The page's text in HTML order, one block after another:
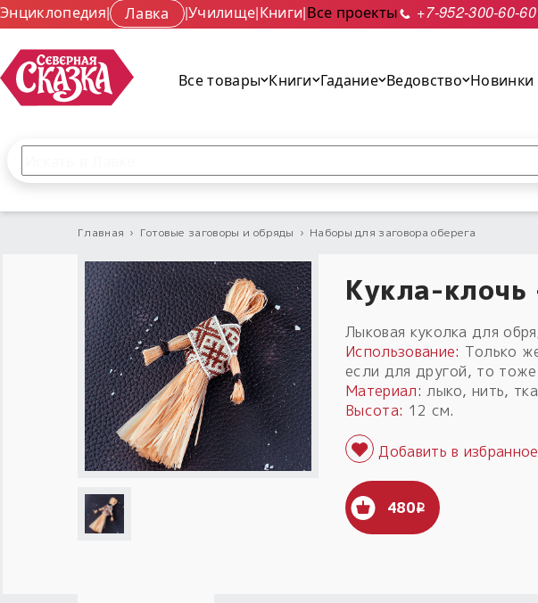
Энциклопедия| Лавка |Училище|Книги|Все проекты +7-952-300-60-60
Все товары Книги Гадание Ведовство Новинки
Главная › Готовые заговоры и обряды › Наборы для заговора оберега
Кукла-
Лыковая куколка для
Использование: Только
если для другой, то
Материал: лыко, нить,
Высота: 12 см.
480i